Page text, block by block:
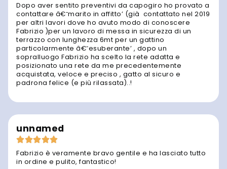
Dopo aver sentito preventivi da capogiro ho provato a
contattare â€˜marito in affitto’ (già contattato nel 2019
per altri lavori dove ho avuto modo di conoscere
Fabrizio )per un lavoro di messa in sicurezza di un
terrazzo con lunghezza 6mt per un gattino
particolarmente â€˜esuberante’ , dopo un
sopralluogo Fabrizio ha scelto la rete adatta e
posizionato una rete da me precedentemente
acquistata, veloce e preciso , gatto al sicuro e
padrona felice (e più rilassata)..!
unnamed
Fabrizio è veramente bravo gentile e ha lasciato tutto
in ordine e pulito, fantastico!